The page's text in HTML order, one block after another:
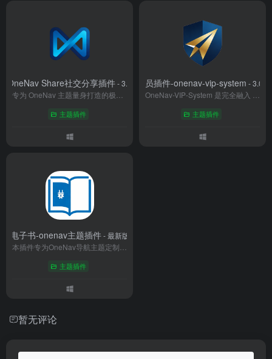
OneNav Share社交分享插件- 3.0
主题插件
会员插件-onenav-vip-system - 3.0.0
主题插件
电子书-onenav主题插件- 最新版
主题插件
暂无评论